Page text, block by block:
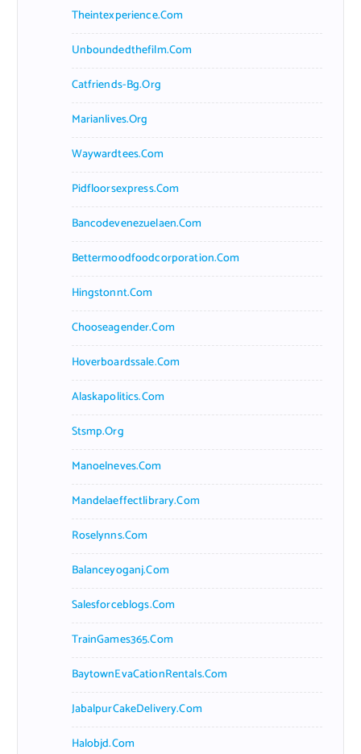
Theintexperience.com
Unboundedthefilm.com
Catfriends-Bg.org
Marianlives.org
Waywardtees.com
Pidfloorsexpress.com
Bancodevenezuelaen.com
Bettermoodfoodcorporation.com
Hingstonnt.com
Chooseagender.com
Hoverboardssale.com
Alaskapolitics.com
Stsmp.org
Manoelneves.com
Mandelaeffectlibrary.com
Roselynns.com
Balanceyoganj.com
Salesforceblogs.com
TrainGames365.com
BaytownEvaCationRentals.com
JabalpurCakeDelivery.com
Halobjd.com